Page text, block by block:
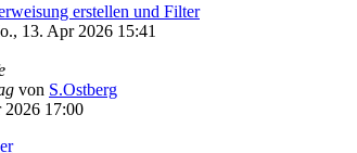
erstellen und Filter
13. Apr 2026 15:41
von S.Ostberg
17:00